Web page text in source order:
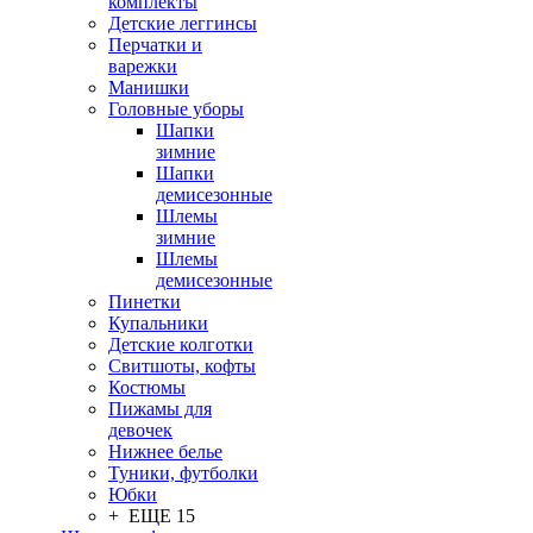
Детские леггинсы
Перчатки и
варежки
Манишки
Головные уборы
Шапки
зимние
Шапки
демисезонные
Шлемы
зимние
Шлемы
демисезонные
Пинетки
Купальники
Детские колготки
Свитшоты, кофты
Костюмы
Пижамы для
девочек
Нижнее белье
Туники, футболки
Юбки
+ ЕЩЕ 15